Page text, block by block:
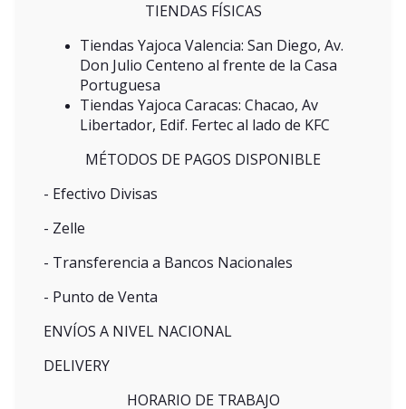
TIENDAS FÍSICAS
Tiendas Yajoca Valencia: San Diego, Av.
Don Julio Centeno al frente de la Casa
Portuguesa
Tiendas Yajoca Caracas: Chacao, Av
Libertador, Edif. Fertec al lado de KFC
MÉTODOS DE PAGOS DISPONIBLE
- Efectivo Divisas
- Zelle
- Transferencia a Bancos Nacionales
- Punto de Venta
ENVÍOS A NIVEL NACIONAL
DELIVERY
HORARIO DE TRABAJO